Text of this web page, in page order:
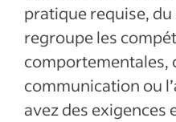
pratique requise,
regroupe les
comportementales,
communication ou
avez des exigences